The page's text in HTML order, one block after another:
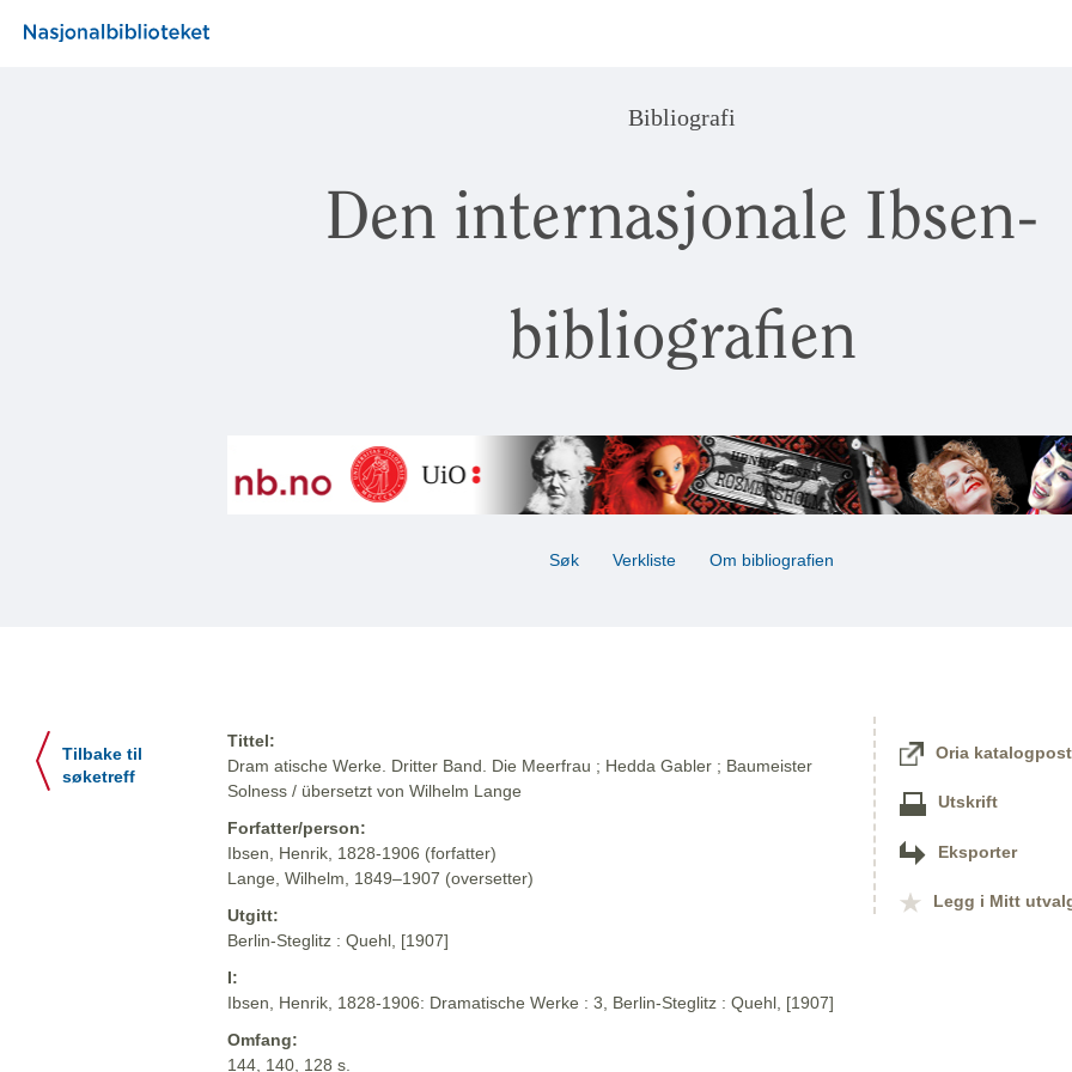
Bibliografi
Den internasjonale Ibsen-
bibliografien
Søk Verkliste Om bibliografien
Tilbake til
søketreff
Tittel:
Dram atische Werke. Dritter Band. Die Meerfrau ; Hedda Gabler ; Baumeister
Solness / übersetzt von Wilhelm Lange
Forfatter/person:
Ibsen, Henrik, 1828-1906 (forfatter)
Lange, Wilhelm, 1849–1907 (oversetter)
Utgitt:
Berlin-Steglitz : Quehl, [1907]
I:
Ibsen, Henrik, 1828-1906: Dramatische Werke : 3, Berlin-Steglitz : Quehl, [1907]
Omfang:
144, 140, 128 s.
Oria katalogpost
Utskrift
Eksporter
Legg i Mitt